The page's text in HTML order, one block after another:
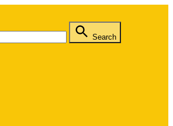
Search